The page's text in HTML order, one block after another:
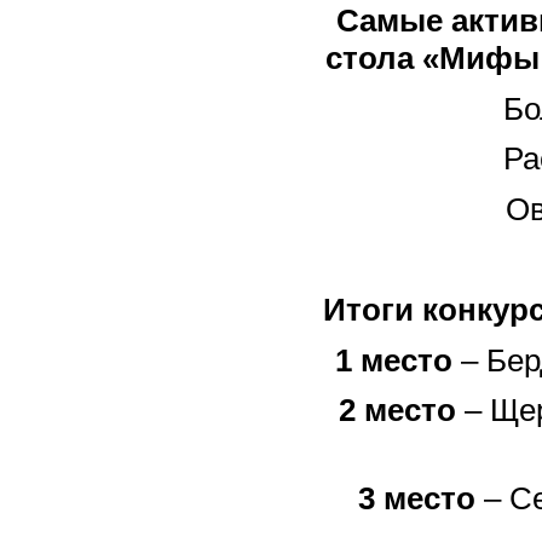
Самые
стола «Мифы
Итоги
1 место –
2 место –
3 место –